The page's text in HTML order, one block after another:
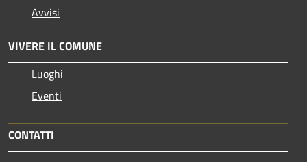
Avvisi
VIVERE IL COMUNE
Luoghi
Eventi
CONTATTI